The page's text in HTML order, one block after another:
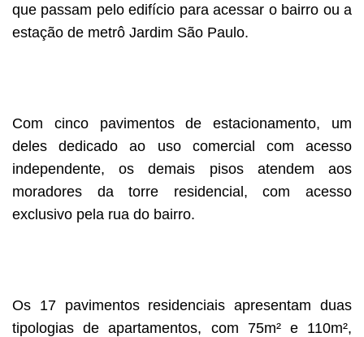
que passam pelo edifício para acessar o bairro ou a
estação de metrô Jardim São Paulo.
Com cinco pavimentos de estacionamento, um
deles dedicado ao uso comercial com acesso
independente, os demais pisos atendem aos
moradores da torre residencial, com acesso
exclusivo pela rua do bairro.
Os 17 pavimentos residenciais apresentam duas
tipologias de apartamentos, com 75m² e 110m²,